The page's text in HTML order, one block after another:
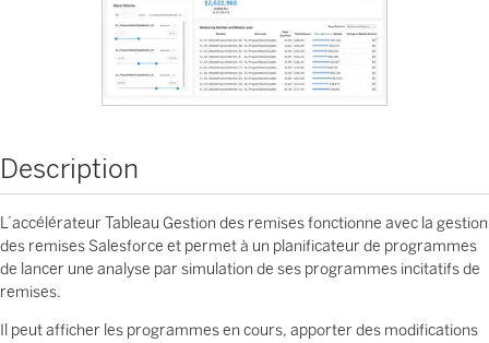
Description
L’accélérateur Tableau Gestion des remises fonctionne avec la gestion
des remises Salesforce et permet à un planificateur de programmes
de lancer une analyse par simulation de ses programmes incitatifs de
remises.
Il peut afficher les programmes en cours, apporter des modifications